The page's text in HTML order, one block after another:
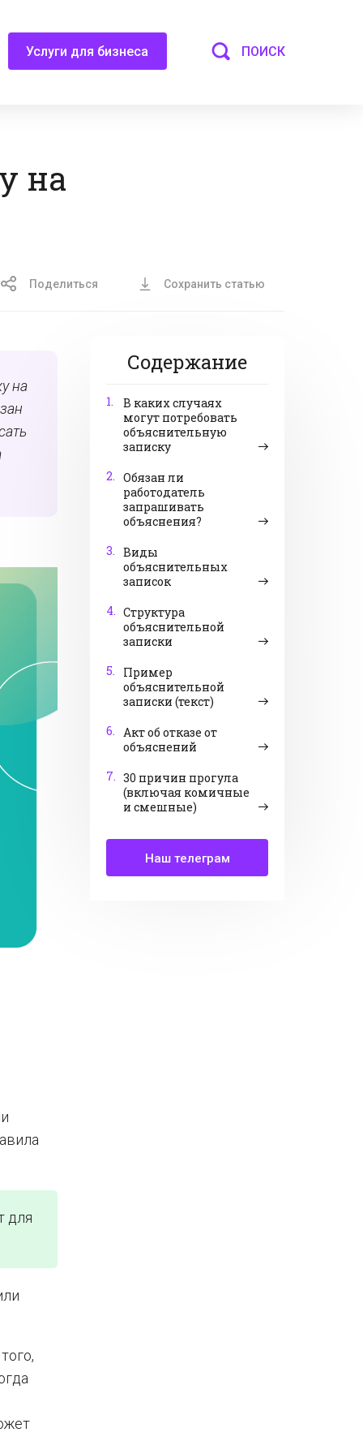
Услуги для бизнеса ПОИСК
на
Поделиться Сохранить статью
Содержание
1.
В каких случаях
могут потребовать
объяснительную
записку
2. Обязан ли
работодатель
запрашивать
объяснения?
3. Виды
объяснительных
записок
4. Структура
объяснительной
записки
5.
Пример
объяснительной
записки (текст)
6. Акт об отказе от
объяснений
7. 30 причин прогула
(включая комичные
и смешные)
Наш телеграм
на
для